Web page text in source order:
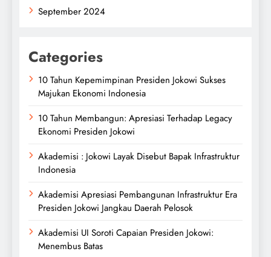
September 2024
Categories
10 Tahun Kepemimpinan Presiden Jokowi Sukses
Majukan Ekonomi Indonesia
10 Tahun Membangun: Apresiasi Terhadap Legacy
Ekonomi Presiden Jokowi
Akademisi : Jokowi Layak Disebut Bapak Infrastruktur
Indonesia
Akademisi Apresiasi Pembangunan Infrastruktur Era
Presiden Jokowi Jangkau Daerah Pelosok
Akademisi UI Soroti Capaian Presiden Jokowi:
Menembus Batas